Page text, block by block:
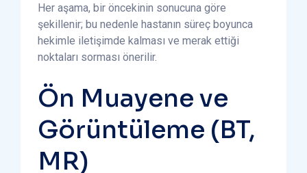
Her aşama, bir öncekinin sonucuna göre
şekillenir; bu nedenle hastanın süreç boyunca
hekimle iletişimde kalması ve merak ettiği
noktaları sorması önerilir.
Ön Muayene ve
Görüntüleme (BT,
MR)